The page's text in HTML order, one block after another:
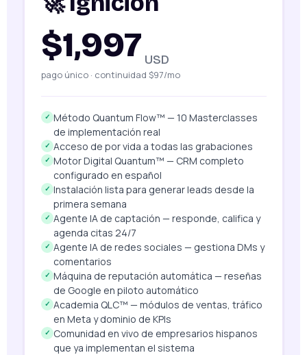
$1,997 USD
pago único · continuidad $97/mo
✓ Método Quantum Flow™ — 10 Masterclasses
de implementación real
✓ Acceso de por vida a todas las grabaciones
✓ Motor Digital Quantum™ — CRM completo
configurado en español
✓ Instalación lista para generar leads desde la
primera semana
✓ Agente IA de captación — responde, califica y
agenda citas 24/7
✓ Agente IA de redes sociales — gestiona DMs y
comentarios
✓ Máquina de reputación automática — reseñas
de Google en piloto automático
✓ Academia QLC™ — módulos de ventas, tráfico
en Meta y dominio de KPIs
✓ Comunidad en vivo de empresarios hispanos
que ya implementan el sistema